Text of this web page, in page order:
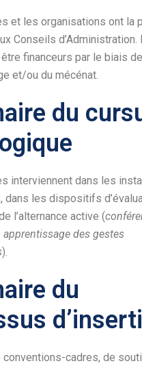
et les organisations ont la
Conseils d’Administration.
financeurs par le biais
et/ou du mécénat.
du
interviennent dans les
dans les dispositifs
l’alternance active (
apprentissage des gestes
).
du
conventions-cadres, de